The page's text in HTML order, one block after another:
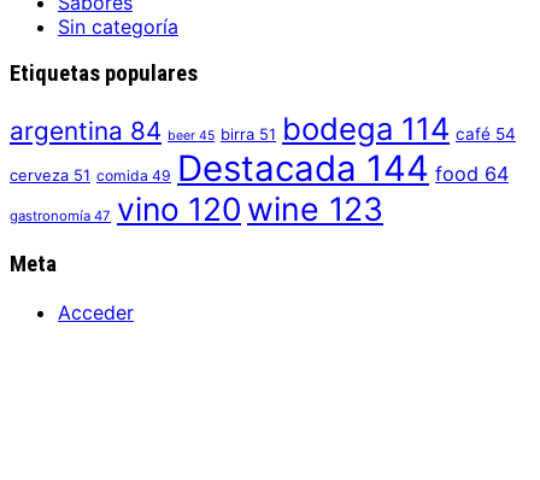
Sin categoría
Etiquetas populares
argentina 84 beer 45 birra 51 bodega 114 café 54
cerveza 51 comida 49 Destacada 144 food 64
gastronomía 47 vino 120 wine 123
Meta
Acceder